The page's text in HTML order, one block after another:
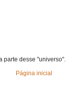
parte desse "universo".
Página inicial